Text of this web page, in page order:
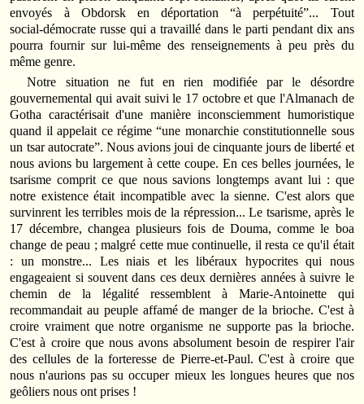
envoyés à Obdorsk en déportation “à perpétuité”... Tout
social‑démocrate russe qui a travaillé dans le parti pendant dix ans
pourra fournir sur lui‑même des renseignements à peu près du
même genre.
Notre situation ne fut en rien modifiée par le désordre
gouvernemental qui avait suivi le 17 octobre et que l'Almanach de
Gotha caractérisait d'une manière inconsciemment humoristique
quand il appelait ce régime “une monarchie constitutionnelle sous
un tsar autocrate”. Nous avions joui de cinquante jours de liberté et
nous avions bu largement à cette coupe. En ces belles journées, le
tsarisme comprit ce que nous savions longtemps avant lui : que
notre existence était incompatible avec la sienne. C'est alors que
survinrent les terribles mois de la répression... Le tsarisme, après le
17 décembre, changea plusieurs fois de Douma, comme le boa
change de peau ; malgré cette mue continuelle, il resta ce qu'il était
: un monstre... Les niais et les libéraux hypocrites qui nous
engageaient si souvent dans ces deux dernières années à suivre le
chemin de la légalité ressemblent à Marie‑Antoinette qui
recommandait au peuple affamé de manger de la brioche. C'est à
croire vraiment que notre organisme ne supporte pas la brioche.
C'est à croire que nous avons absolument besoin de respirer l'air
des cellules de la forteresse de Pierre‑et‑Paul. C'est à croire que
nous n'aurions pas su occuper mieux les longues heures que nos
geôliers nous ont prises !